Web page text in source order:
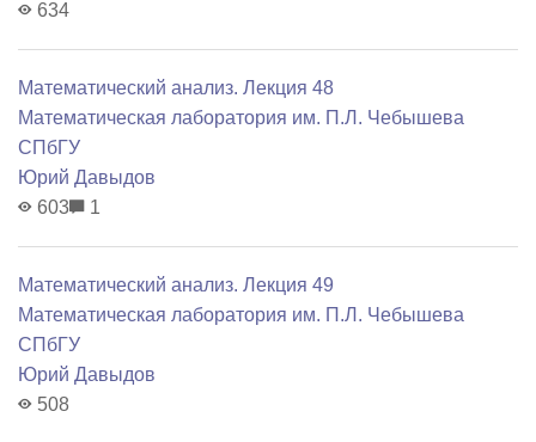
634
Математический анализ. Лекция 48
Математичеcкая лаборатория им. П.Л. Чебышева
СПбГУ
Юрий Давыдов
603
1
Математический анализ. Лекция 49
Математичеcкая лаборатория им. П.Л. Чебышева
СПбГУ
Юрий Давыдов
508